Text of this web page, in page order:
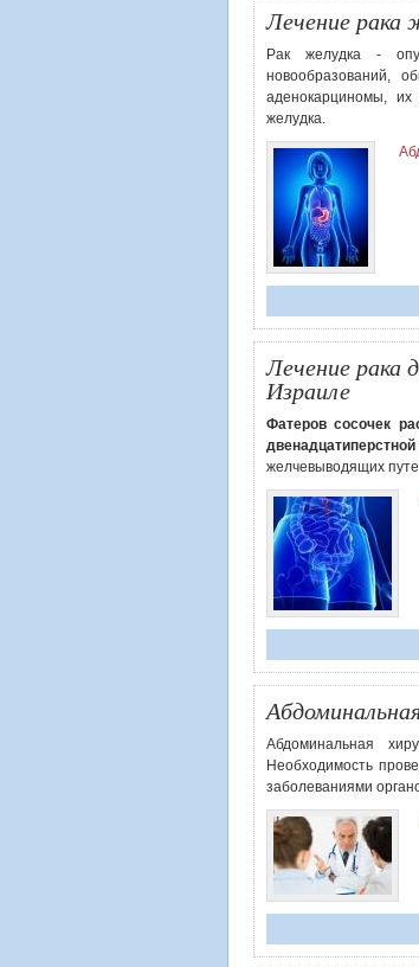
Лечение рака
Рак желудка -
новообразований,
аденокарциномы, их
желудка.
Лечение рака
Израиле
Фатеров сосочек
двенадцатиперстной
желчевыводящих
Абдоминальная
Необходимость
заболеваниями